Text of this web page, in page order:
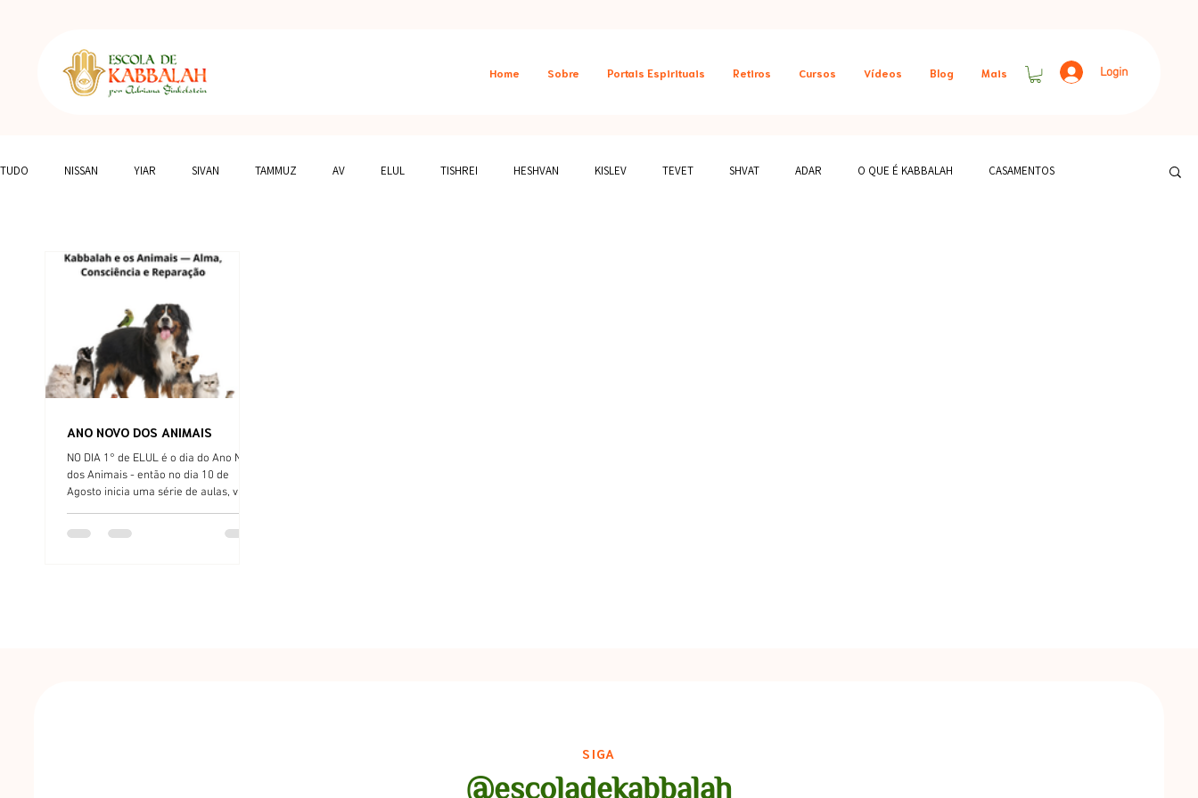
Home Sobre Portais Espirituais Retiros Cursos Vídeos Blog Mais Login
TUDO NISSAN YIAR SIVAN TAMMUZ AV ELUL TISHREI HESHVAN KISLEV TEVET SHVAT ADAR O QUE É KABBALAH CASAMENTOS
ANO NOVO DOS ANIMAIS
NO DIA 1° de ELUL é o dia do Ano Novo
dos Animais - então no dia 10 de
Agosto inicia uma série de aulas, via
audio, texto e video sobre Kabbalah e
os Animais. Entra no Telegram e
SIGA